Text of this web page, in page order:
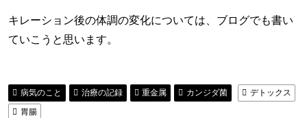
キレーション後の体調の変化については、ブログでも書い
ていこうと思います。
病気のこと 治療の記録 重金属 カンジダ菌
デトックス
胃腸